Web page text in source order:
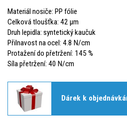
Materiál nosiče: PP fólie
Celková tloušťka: 42 µm
Druh lepidla: syntetický kaučuk
Přilnavost na ocel: 4.8 N/cm
Protažení do přetržení: 145 %
Síla přetržení: 40 N/cm
Dárek k